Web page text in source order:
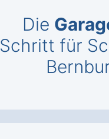
Die
Schritt für